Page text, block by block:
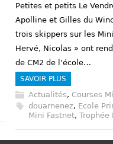
Petites et petits Le
Apolline et Gilles du
trois skippers sur les
Hervé, Nicolas » ont
de CM2 de l’école…
SAVOIR PLUS
Actualités, Courses
douarnenez, Ecole
Mini Fastnet, Trophée